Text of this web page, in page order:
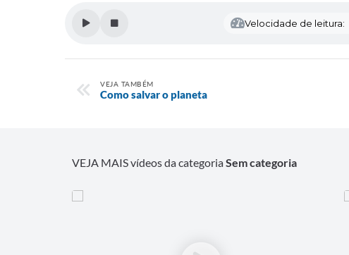
Velocidade de leitura:
VEJA TAMBÉM
Como salvar o planeta
VEJA MAIS vídeos da categoriaSem categoria